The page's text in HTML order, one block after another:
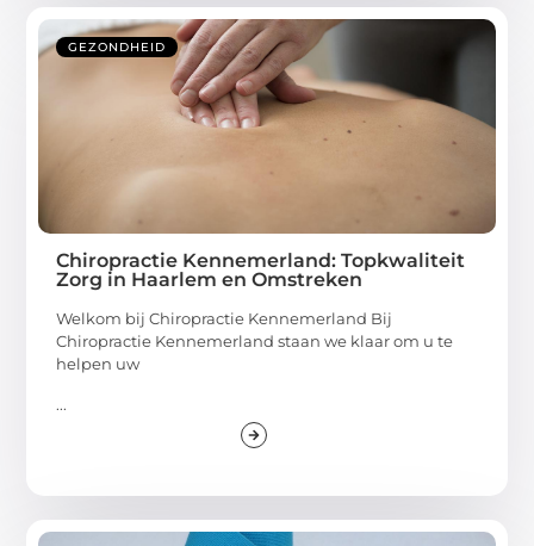
GEZONDHEID
Chiropractie Kennemerland: Topkwaliteit
Zorg in Haarlem en Omstreken
Welkom bij Chiropractie Kennemerland Bij
Chiropractie Kennemerland staan we klaar om u te
helpen uw
...